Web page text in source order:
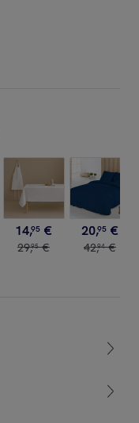
14,95 €
29,95 €
20,95 €
42,94 €